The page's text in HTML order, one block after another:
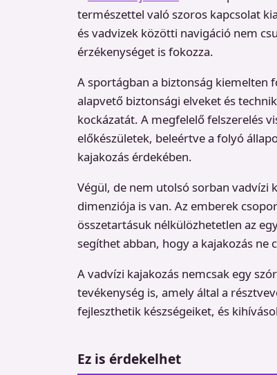
természettel való szoros kapcsolat
és vadvizek közötti navigáció nem
érzékenységet is fokozza.
A sportágban a biztonság kiemelten
alapvető biztonsági elveket és
kockázatát. A megfelelő felszerelés
előkészületek, beleértve a folyó
kajakozás érdekében.
Végül, de nem utolsó sorban vadvízi
dimenziója is van. Az emberek
összetartásuk nélkülözhetetlen az
segíthet abban, hogy a kajakozás
A vadvízi kajakozás nemcsak egy
tevékenység is, amely által a
fejleszthetik készségeiket, és
Ez is érdekelhet